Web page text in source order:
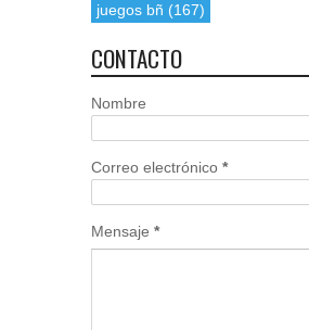
juegos bñ (167)
CONTACTO
Nombre
Correo electrónico *
Mensaje *